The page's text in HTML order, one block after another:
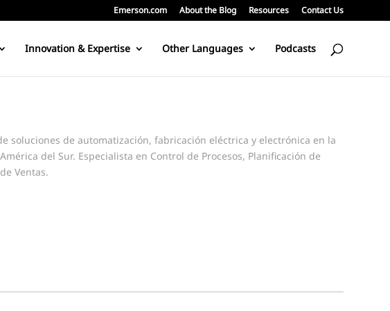
Emerson.com About the Blog Resources Contact Us
Innovation & Expertise Other Languages Podcasts
soluciones de automatización, fabricación eléctrica y electrónica en la
del Sur. Especialista en Control de Procesos, Planificación de
Ventas.